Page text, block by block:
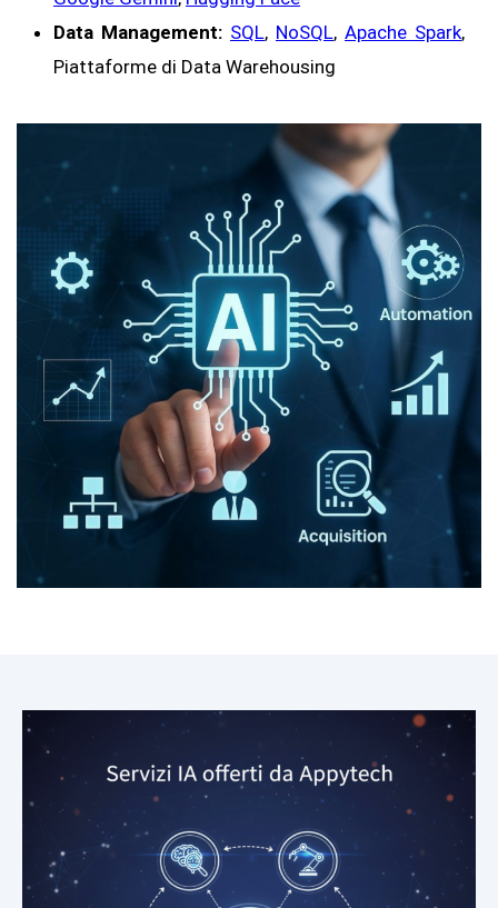
Data Management: SQL, NoSQL, Apache Spark,
Piattaforme di Data Warehousing